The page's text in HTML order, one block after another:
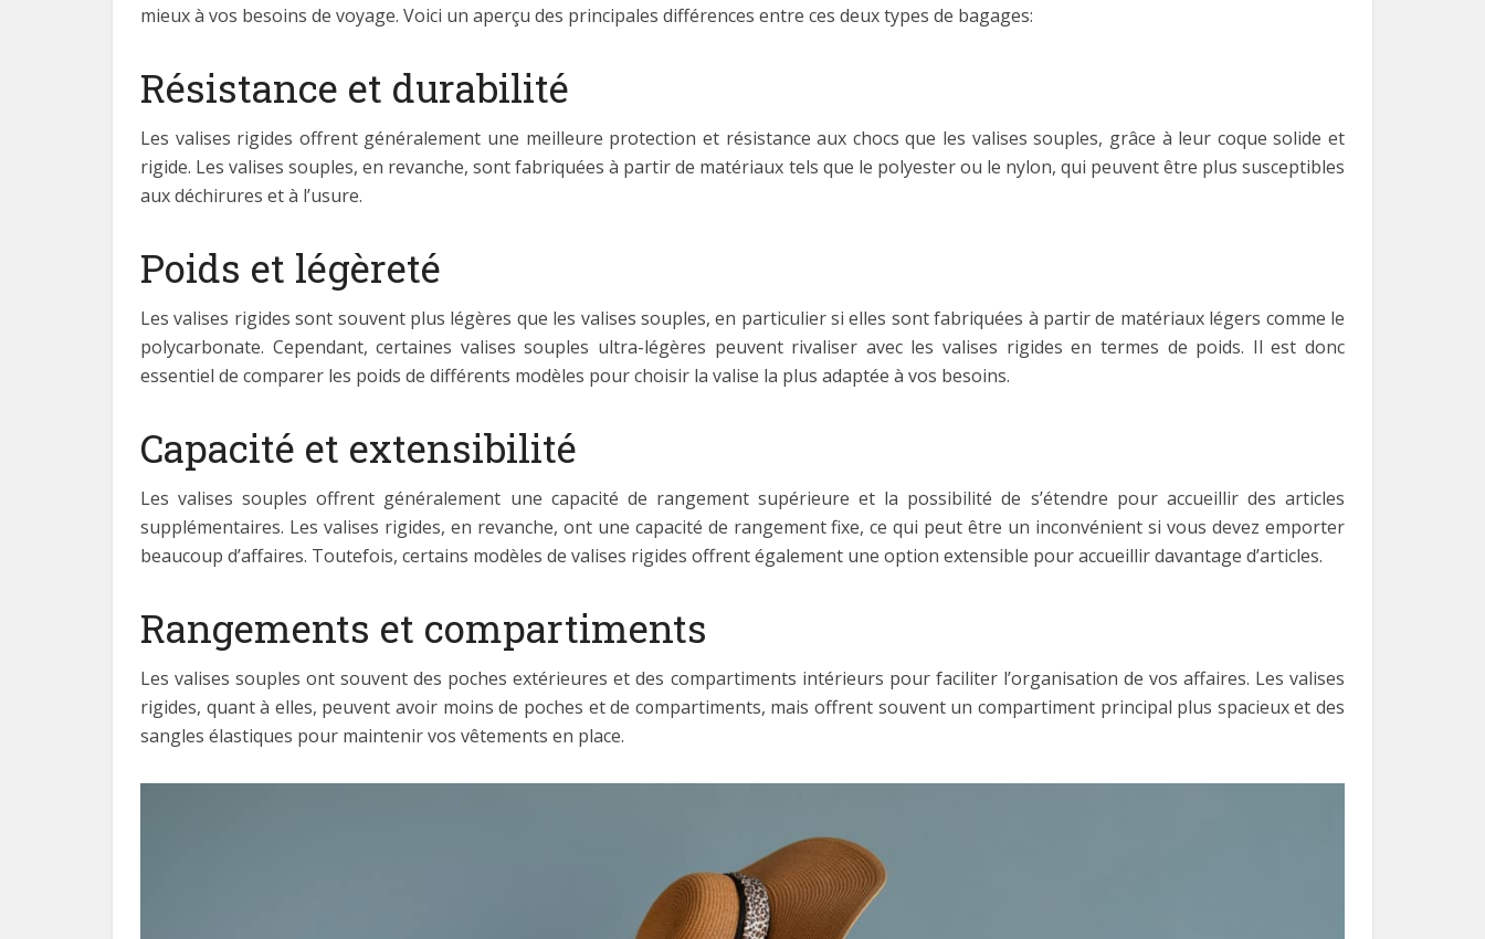
mieux à vos besoins de voyage. Voici un aperçu des principales différences entre ces deux types de bagages:
Résistance et durabilité
Les valises rigides offrent généralement une meilleure protection et résistance aux chocs que les valises souples, grâce à leur coque solide et
rigide. Les valises souples, en revanche, sont fabriquées à partir de matériaux tels que le polyester ou le nylon, qui peuvent être plus susceptibles
aux déchirures et à l’usure.
Poids et légèreté
Les valises rigides sont souvent plus légères que les valises souples, en particulier si elles sont fabriquées à partir de matériaux légers comme le
polycarbonate. Cependant, certaines valises souples ultra-légères peuvent rivaliser avec les valises rigides en termes de poids. Il est donc
essentiel de comparer les poids de différents modèles pour choisir la valise la plus adaptée à vos besoins.
Capacité et extensibilité
Les valises souples offrent généralement une capacité de rangement supérieure et la possibilité de s’étendre pour accueillir des articles
supplémentaires. Les valises rigides, en revanche, ont une capacité de rangement fixe, ce qui peut être un inconvénient si vous devez emporter
beaucoup d’affaires. Toutefois, certains modèles de valises rigides offrent également une option extensible pour accueillir davantage d’articles.
Rangements et compartiments
Les valises souples ont souvent des poches extérieures et des compartiments intérieurs pour faciliter l’organisation de vos affaires. Les valises
rigides, quant à elles, peuvent avoir moins de poches et de compartiments, mais offrent souvent un compartiment principal plus spacieux et des
sangles élastiques pour maintenir vos vêtements en place.